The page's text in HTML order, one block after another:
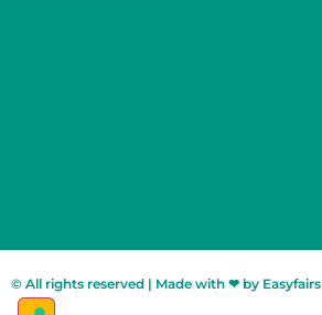
© All rights reserved | Made with ❤ by Easyfairs